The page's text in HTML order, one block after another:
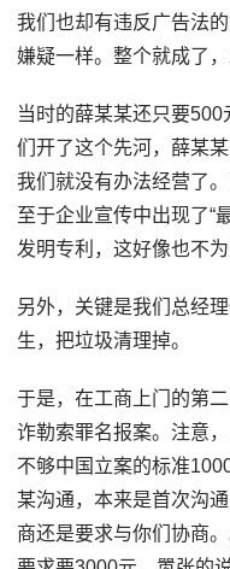
我们也却有违反广告法
嫌疑一样。整个就成了
当时的薛某某还只要
们开了这个先河，薛某
我们就没有办法经营了
至于企业宣传中出现了“
发明专利，这好像也不为
另外，关键是我们总经
生，把垃圾清理掉。
于是，在工商上门的第
诈勒索罪名报案。注意
不够中国立案的标准
某沟通，本来是首次沟
商还是要求与你们协商